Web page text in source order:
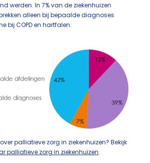
werden. In 7% van de ziekenhuizen
alleen bij bepaalde diagnoses
bij COPD en hartfalen.
palliatieve zorg in ziekenhuizen? Bekijk
palliatieve zorg in ziekenhuizen.